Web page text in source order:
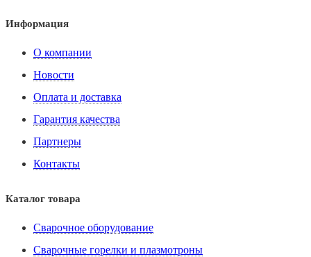
Информация
О компании
Новости
Оплата и доставка
Гарантия качества
Партнеры
Контакты
Каталог товара
Сварочное оборудование
Сварочные горелки и плазмотроны